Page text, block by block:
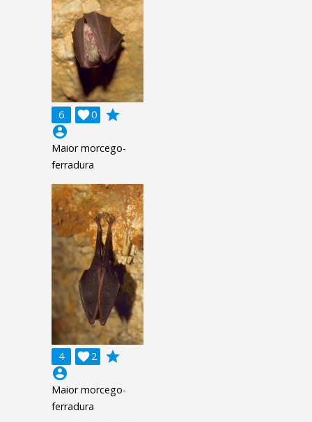
6 0

grade
account_circle
Maior morcego-
ferradura
4 2

grade
account_circle
Maior morcego-
ferradura